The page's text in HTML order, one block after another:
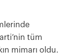
tüm
mimarı oldu.